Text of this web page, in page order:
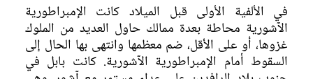
الزراعة والموارد
آشور
نمرود، كالخو القديمة
في الألفية الأولى قبل الميلاد كانت الإمبراطورية
الآشورية محاطة بعدة ممالك حاول العديد من الملوك
غزوها، أو على الأقل، ضم معظمها وانتهى بها الحال إلى
السقوط أمام الإمبراطورية الآشورية. كانت بابل في